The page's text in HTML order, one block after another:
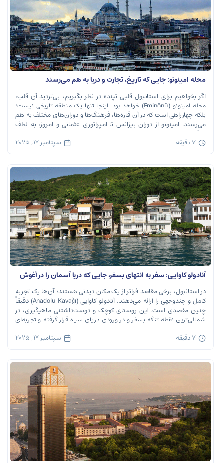
محله امینونو: جایی که تاریخ، تجارت و دریا به هم می‌رسند
اگر بخواهیم برای استانبول قلبی تپنده در نظر بگیریم، بی‌تردید آن قلب،
محله امینونو (Eminönü) خواهد بود. اینجا تنها یک منطقه تاریخی نیست؛
بلکه چهارراهی است که در آن قاره‌ها، فرهنگ‌ها و دوران‌های مختلف به هم
می‌رسند. امینونو از دوران بیزانس تا امپراتوری عثمانی و امروز، به لطف
موقعیت استراتژیک خود در دهانه خلیج شاخ […]
7 دقیقه سپتامبر 17, 2025
آنادولو کاوایی: سفر به انتهای بسفر، جایی که دریا آسمان را در آغوش
می‌گیرد
در استانبول، برخی مقاصد فراتر از یک مکان دیدنی هستند؛ آن‌ها یک تجربه
کامل و چندوجهی را ارائه می‌دهند. آنادولو کاوایی (Anadolu Kavağı) دقیقاً
چنین مقصدی است. این روستای کوچک و دوست‌داشتنی ماهیگیری، در
شمالی‌ترین نقطه تنگه بسفر و در ورودی دریای سیاه قرار گرفته و تجربه‌ای
بی‌نظیر از تاریخ، طبیعت و طعم‌های اصیل را […]
7 دقیقه سپتامبر 17, 2025